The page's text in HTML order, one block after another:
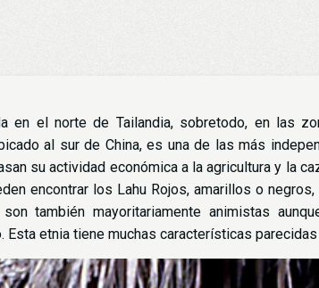
en el norte de Tailandia, sobretodo, en las
al sur de China, es una de las más
su actividad económica a la agricultura y la
encontrar los Lahu Rojos, amarillos o
también mayoritariamente animistas
etnia tiene muchas características